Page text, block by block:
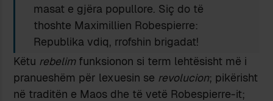
masat e gjëra popullore. Siç do të
thoshte Maximillien Robespierre:
Republika vdiq, rrofshin brigadat!
Këtu rebelimfunksionon si term lehtësisht më i
pranueshëm për lexuesin se revolucion; pikërisht
në traditën e Maos dhe të vetë Robespierre-it;